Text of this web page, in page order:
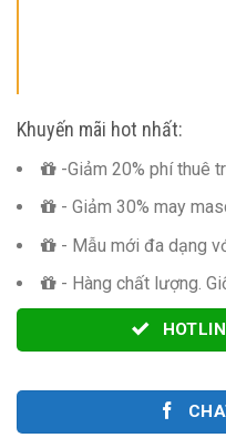
Khuyến mãi hot nhất:
-Giảm 20% phí thuê
- Giảm 30% may
- Mẫu mới đa dạng
- Hàng chất lượng.